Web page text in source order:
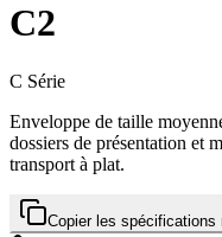
C2
C Série
Enveloppe de taille
dossiers de présentation et
transport à plat.
Copier les spécifications